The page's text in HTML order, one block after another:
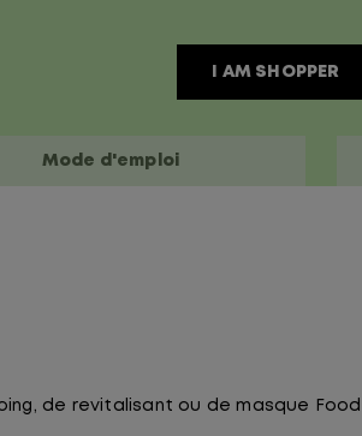
I AM SHOPPER
Mode d'emploi
de revitalisant ou de masque